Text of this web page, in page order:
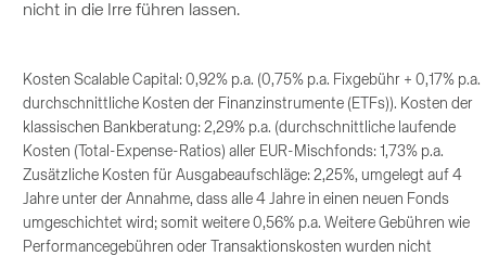
nicht in die Irre führen lassen.
Kosten Scalable Capital: 0,92% p.a. (0,75% p.a. Fixgebühr + 0,17% p.a.
durchschnittliche Kosten der Finanzinstrumente (ETFs)). Kosten der
klassischen Bankberatung: 2,29% p.a. (durchschnittliche laufende
Kosten (Total-Expense-Ratios) aller EUR-Mischfonds: 1,73% p.a.
Zusätzliche Kosten für Ausgabeaufschläge: 2,25%, umgelegt auf 4
Jahre unter der Annahme, dass alle 4 Jahre in einen neuen Fonds
umgeschichtet wird; somit weitere 0,56% p.a. Weitere Gebühren wie
Performancegebühren oder Transaktionskosten wurden nicht